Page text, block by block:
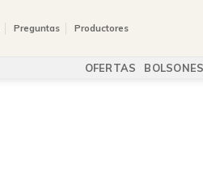
Preguntas Productores
OFERTAS BOLSONES